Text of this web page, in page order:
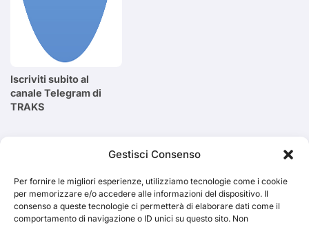
Gestisci Consenso
Per fornire le migliori esperienze, utilizziamo tecnologie come i cookie
per memorizzare e/o accedere alle informazioni del dispositivo. Il
consenso a queste tecnologie ci permetterà di elaborare dati come il
comportamento di navigazione o ID unici su questo sito. Non
Iscriviti subito al
canale Telegram di
TRAKS
Cerca